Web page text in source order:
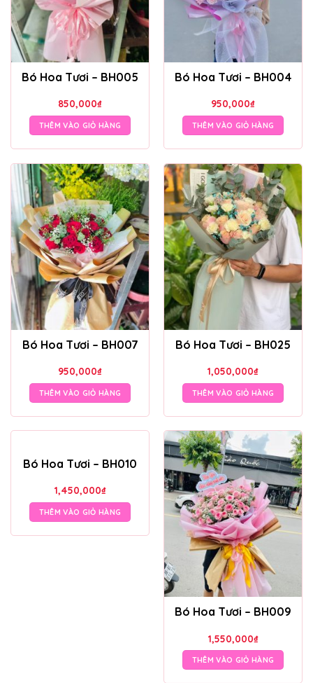
Bó Hoa Tươi – BH005
850,000₫
THÊM VÀO GIỎ HÀNG
Bó Hoa Tươi – BH004
950,000₫
THÊM VÀO GIỎ HÀNG
Bó Hoa Tươi – BH007
950,000₫
THÊM VÀO GIỎ HÀNG
Bó Hoa Tươi – BH025
1,050,000₫
THÊM VÀO GIỎ HÀNG
Bó Hoa Tươi – BH010
1,450,000₫
THÊM VÀO GIỎ HÀNG
Bó Hoa Tươi – BH009
1,550,000₫
THÊM VÀO GIỎ HÀNG